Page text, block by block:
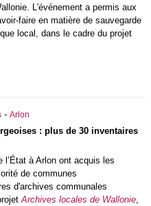
L'événement a permis aux
faire en matière de sauvegarde
local, dans le cadre du projet
- Arlon
: plus de 30 inventaires
à Arlon ont acquis les
de communes
d'archives communales
Archives locales de Wallonie,